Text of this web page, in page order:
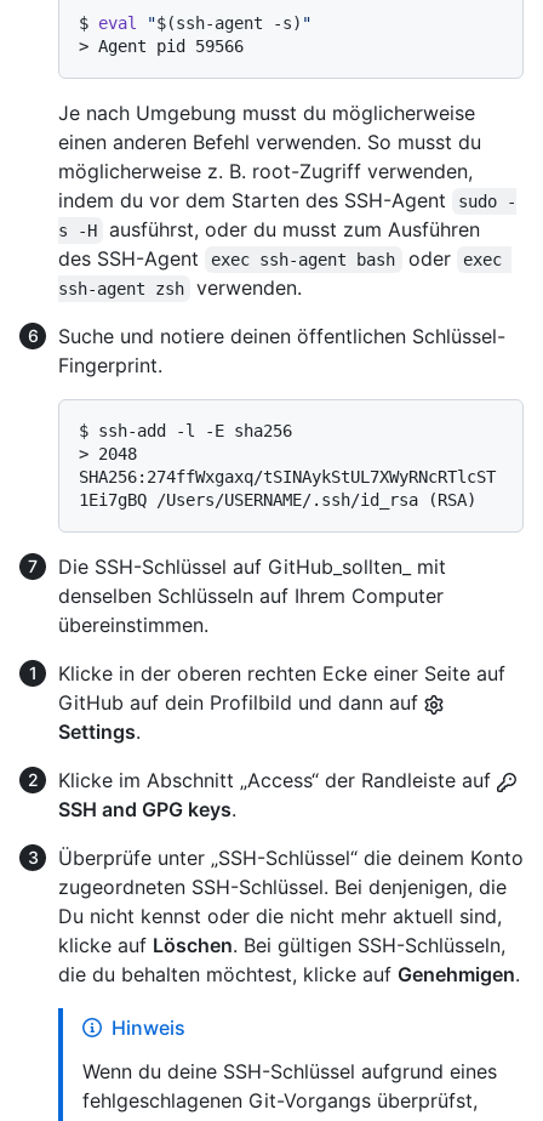
$ eval "$(ssh-agent -s) "
> Agent pid 59566
Je nach Umgebung musst du möglicherweise
einen anderen Befehl verwenden. So musst du
möglicherweise z. B. root-Zugriff verwenden,
indem du vor dem Starten des SSH-Agent
sudo -
s -H
ausführst, oder du musst zum Ausführen
des SSH-Agent
exec ssh-agent bash oder
exec
ssh-agent zsh
verwenden.
Suche und notiere deinen öffentlichen Schlüssel-
Fingerprint.
$ ssh-add -l -E sha256
> 2048
SHA256:274ffWxgaxq/tSINAykStUL7XWyRNcRTlcST
1Ei7gBQ /Users/USERNAME/.ssh/id_rsa (RSA)
Die SSH-Schlüssel auf GitHub_sollten_ mit
denselben Schlüsseln auf Ihrem Computer
übereinstimmen.
Klicke in der oberen rechten Ecke einer Seite auf
GitHub auf dein Profilbild und dann auf
Settings.
Klicke im Abschnitt „Access“ der Randleiste auf
SSH and GPG keys.
Überprüfe unter „SSH-Schlüssel“ die deinem Konto
zugeordneten SSH-Schlüssel. Bei denjenigen, die
Du nicht kennst oder die nicht mehr aktuell sind,
klicke auf Löschen. Bei gültigen SSH-Schlüsseln,
die du behalten möchtest, klicke auf Genehmigen.
Hinweis
Wenn du deine SSH-Schlüssel aufgrund eines
fehlgeschlagenen Git-Vorgangs überprüfst,